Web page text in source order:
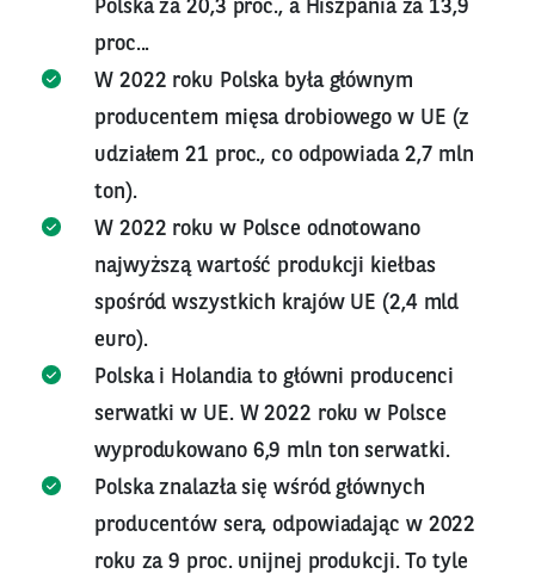
Polska za 20,3 proc., a Hiszpania za 13,9
proc...
W 2022 roku Polska była głównym
producentem mięsa drobiowego w UE (z
udziałem 21 proc., co odpowiada 2,7 mln
ton).
W 2022 roku w Polsce odnotowano
najwyższą wartość produkcji kiełbas
spośród wszystkich krajów UE (2,4 mld
euro).
Polska i Holandia to główni producenci
serwatki w UE. W 2022 roku w Polsce
wyprodukowano 6,9 mln ton serwatki.
Polska znalazła się wśród głównych
producentów sera, odpowiadając w 2022
roku za 9 proc. unijnej produkcji. To tyle